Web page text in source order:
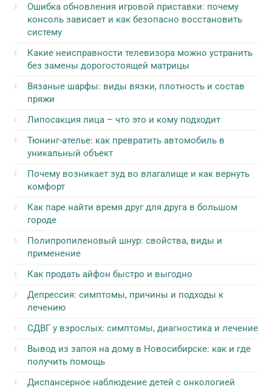
Ошибка обновления игровой приставки: почему
консоль зависает и как безопасно восстановить
систему
Какие неисправности телевизора можно устранить
без замены дорогостоящей матрицы
Вязаные шарфы: виды вязки, плотность и состав
пряжи
Липосакция лица – что это и кому подходит
Тюнинг-ателье: как превратить автомобиль в
уникальный объект
Почему возникает зуд во влагалище и как вернуть
комфорт
Как паре найти время друг для друга в большом
городе
Полипропиленовый шнур: свойства, виды и
применение
Как продать айфон быстро и выгодно
Депрессия: симптомы, причины и подходы к
лечению
СДВГ у взрослых: симптомы, диагностика и лечение
Вывод из запоя на дому в Новосибирске: как и где
получить помощь
Диспансерное наблюдение детей с онкологией